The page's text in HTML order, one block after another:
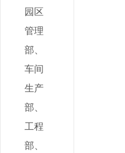
园区
管理
部、
车间
生产
部、
工程
部、